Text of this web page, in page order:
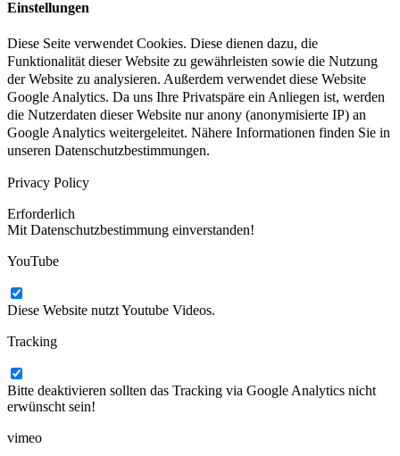
Einstellungen
Diese Seite verwendet Cookies. Diese dienen dazu, die
Funktionalität dieser Website zu gewährleisten sowie die Nutzung
der Website zu analysieren. Außerdem verwendet diese Website
Google Analytics. Da uns Ihre Privatspäre ein Anliegen ist, werden
die Nutzerdaten dieser Website nur anony (anonymisierte IP) an
Google Analytics weitergeleitet. Nähere Informationen finden Sie in
unseren Datenschutzbestimmungen.
Privacy Policy
Erforderlich
Mit Datenschutzbestimmung einverstanden!
YouTube
Diese Website nutzt Youtube Videos.
Tracking
Bitte deaktivieren sollten das Tracking via Google Analytics nicht
erwünscht sein!
vimeo